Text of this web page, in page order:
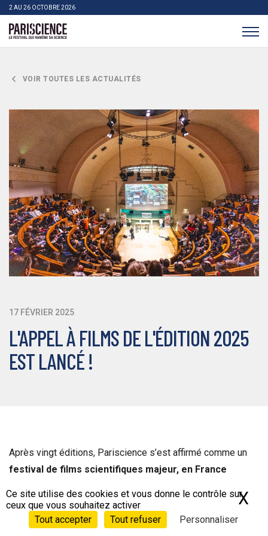
>Aller au contenu
2 AU 26 OCTOBRE 2026
VOIR TOUTES LES ACTUALITÉS
17 FÉVRIER 2025
L'APPEL À FILMS DE L'ÉDITION 2025
EST LANCÉ !
Après vingt éditions, Pariscience s’est affirmé comme un
festival de films scientifiques majeur, en France
Chaque année, le festival présentegratuitement une
Panneau de gestion des cookies
Ce site utilise des cookies et vous donne le contrôle sur
ceux que vous souhaitez activer
Tout accepter
Tout refuser Personnaliser
X